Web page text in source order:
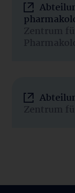
Zentrum
Zentrum